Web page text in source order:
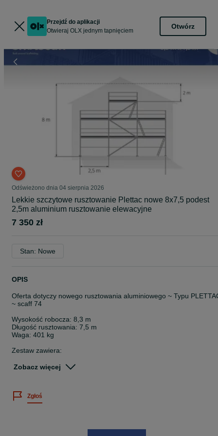
Przejdź do aplikacji
Otwieraj OLX jednym tapnięciem
Otwórz
Odświeżono dnia 04 sierpnia 2026
Lekkie szczytowe rusztowanie Plettac nowe 8x7,5 podest
2,5m aluminium rusztowanie elewacyjne
7 350 zł
Stan: Nowe
OPIS
Oferta dotyczy nowego rusztowania aluminiowego ~ Typu
~ scaff 74
Wysokość robocza: 8,3 m
Długość rusztowania: 7,5 m
Waga: 401 kg
Zestaw zawiera:
4 x PODEST ALU-SKLEJKOWY 250x64
17 x PORĘCZ 250
2 x PORĘCZ CZOŁOWA PODWÓJNA 74
3 x ŁĄCZNIK KOTWIĄCY 50
Zobacz więcej
Zgłoś